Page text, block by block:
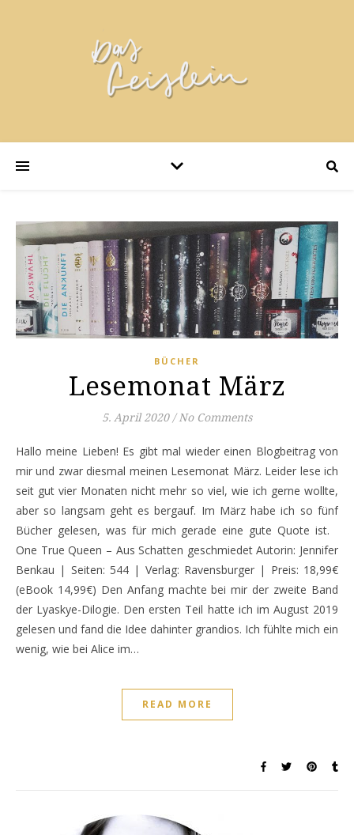
BÜCHER
Lesemonat März
5. April 2020 / No Comments
Hallo meine Lieben! Es gibt mal wieder einen Blogbeitrag von
mir und zwar diesmal meinen Lesemonat März. Leider lese ich
seit gut vier Monaten nicht mehr so viel, wie ich gerne wollte,
aber so langsam geht es bergauf. Im März habe ich so fünf
Bücher gelesen, was für mich gerade eine gute Quote ist.
One True Queen – Aus Schatten geschmiedet Autorin: Jennifer
Benkau | Seiten: 544 | Verlag: Ravensburger | Preis: 18,99€
(eBook 14,99€) Den Anfang machte bei mir der zweite Band
der Lyaskye-Dilogie. Den ersten Teil hatte ich im August 2019
gelesen und fand die Idee dahinter grandios. Ich fühlte mich ein
wenig, wie bei Alice im…
READ MORE